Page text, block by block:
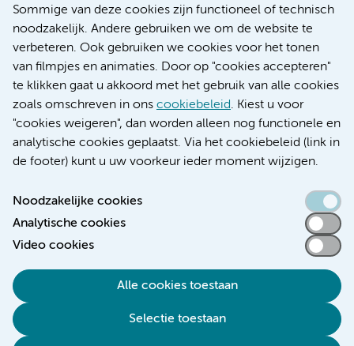
Sommige van deze cookies zijn functioneel of technisch
noodzakelijk. Andere gebruiken we om de website te
verbeteren. Ook gebruiken we cookies voor het tonen
van filmpjes en animaties. Door op "cookies accepteren"
te klikken gaat u akkoord met het gebruik van alle cookies
zoals omschreven in ons cookiebeleid. Kiest u voor
"cookies weigeren", dan worden alleen nog functionele en
analytische cookies geplaatst. Via het cookiebeleid (link in
de footer) kunt u uw voorkeur ieder moment wijzigen.
Noodzakelijke cookies
Analytische cookies
Video cookies
Alle cookies toestaan
Selectie toestaan
Nieuws
Research
Educatie locatie AMC
Educatie locatie VUmc
Verwijzen & diagnostiek
Toegankelijkheidsverklaring
Cookieverklaring